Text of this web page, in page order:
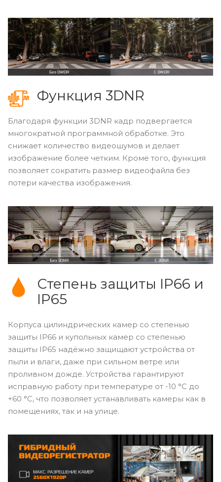
Функция 3DNR
Благодаря функции 3DNR кадр подвергается
многократной программной обработке. Это
снижает количество видеошумов и делает
изображение более четким. Кроме того, функция
позволяет сократить размер видеофайла без
потери качества изображения.
Степень защиты IP66 и
IP65
Корпуса цилиндрических камер со степенью
защиты IP66 и купольных камер со степенью
защиты IP65 надёжно защищают устройства от
пыли и влаги, даже при сильном ветре или
проливном дожде. Устройства гарантируют
исправную работу при температуре от -10 °С до
+60 °С, что позволяет устанавливать камеры как в
помещениях, так и на улице.